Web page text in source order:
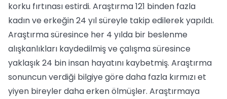
korku fırtınası estirdi. Araştırma 121 binden fazla
kadın ve erkeğin 24 yıl süreyle takip edilerek yapıldı.
Araştırma süresince her 4 yılda bir beslenme
alışkanlıkları kaydedilmiş ve çalışma süresince
yaklaşık 24 bin insan hayatını kaybetmiş. Araştırma
sonuncun verdiği bilgiye göre daha fazla kırmızı et
yiyen bireyler daha erken ölmüşler. Araştırmaya